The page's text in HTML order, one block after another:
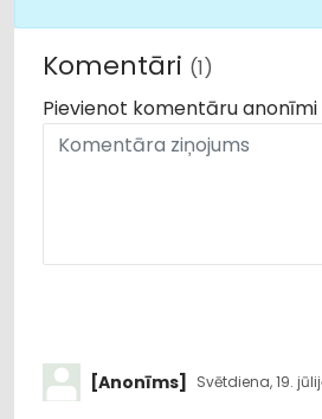
Komentāri (1)
Pievienot komentāru anonīmi
[Anonīms] Svētdiena, 19.